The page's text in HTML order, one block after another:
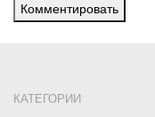
Комментировать
КАТЕГОРИИ